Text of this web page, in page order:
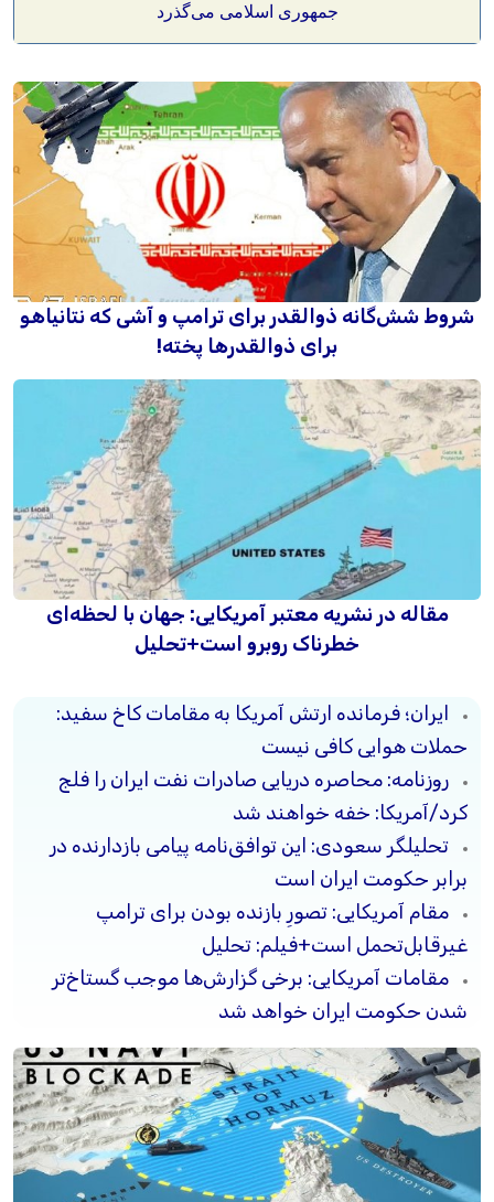
جمهوری اسلامی می‌گذرد
شروط شش‌گانه ذوالقدر برای ترامپ و آشی که نتانیاهو
برای ذوالقدرها پخته!
مقاله در نشریه معتبر آمریکایی: جهان با لحظه‌ای
خطرناک روبرو است+تحلیل
ایران؛ فرمانده ارتش آمریکا به مقامات کاخ سفید:
حملات هوایی کافی نیست
روزنامه: محاصره دریایی صادرات نفت ایران را فلج
کرد/آمریکا: خفه خواهند شد
تحلیلگر سعودی: این توافق‌نامه پیامی بازدارنده در
برابر حکومت ایران است
مقام آمریکایی: تصورِ بازنده بودن برای ترامپ
غیرقابل‌تحمل است+فیلم: تحلیل
مقامات آمریکایی: برخی گزارش‌ها موجب گستاخ‌تر
شدن حکومت ایران خواهد شد